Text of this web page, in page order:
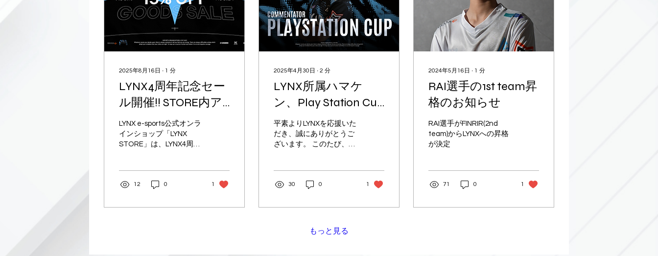
2025年8月16日 ∙ 1 分
LYNX4周年記念セー
ル開催!! STORE内ア
イテム全15%～OFF
＋送料無料!!!
LYNX e-sports公式オンラ
インショップ「LYNX
STORE」は、LYNX4周年
特別セールを開催。 公式
クリルスタンドやキーホ
12 0 1
2025年4月30日 ∙ 2 分
LYNX所属ハマケ
ン、Play Station Cup
決勝公式配信の解説
者として出演決定!!
平素よりLYNXを応援いた
だき、誠にありがとうご
ざいます。 このたび、
公式配信において解説者
定いたしました。 【Play
30 0 1
2024年5月16日 ∙ 1 分
RAI選手の1st team昇
格のお知らせ
RAI選手がFINRIR(2nd
team)からLYNXへの昇格
が決定
71 0 1
もっと見る